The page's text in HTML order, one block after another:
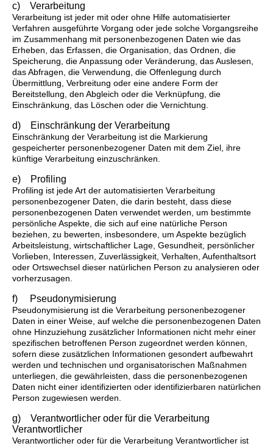
c) Verarbeitung
Verarbeitung ist jeder mit oder ohne Hilfe automatisierter
Verfahren ausgeführte Vorgang oder jede solche Vorgangsreihe
im Zusammenhang mit personenbezogenen Daten wie das
Erheben, das Erfassen, die Organisation, das Ordnen, die
Speicherung, die Anpassung oder Veränderung, das Auslesen,
das Abfragen, die Verwendung, die Offenlegung durch
Übermittlung, Verbreitung oder eine andere Form der
Bereitstellung, den Abgleich oder die Verknüpfung, die
Einschränkung, das Löschen oder die Vernichtung.
d) Einschränkung der Verarbeitung
Einschränkung der Verarbeitung ist die Markierung
gespeicherter personenbezogener Daten mit dem Ziel, ihre
künftige Verarbeitung einzuschränken.
e) Profiling
Profiling ist jede Art der automatisierten Verarbeitung
personenbezogener Daten, die darin besteht, dass diese
personenbezogenen Daten verwendet werden, um bestimmte
persönliche Aspekte, die sich auf eine natürliche Person
beziehen, zu bewerten, insbesondere, um Aspekte bezüglich
Arbeitsleistung, wirtschaftlicher Lage, Gesundheit, persönlicher
Vorlieben, Interessen, Zuverlässigkeit, Verhalten, Aufenthaltsort
oder Ortswechsel dieser natürlichen Person zu analysieren oder
vorherzusagen.
f) Pseudonymisierung
Pseudonymisierung ist die Verarbeitung personenbezogener
Daten in einer Weise, auf welche die personenbezogenen Daten
ohne Hinzuziehung zusätzlicher Informationen nicht mehr einer
spezifischen betroffenen Person zugeordnet werden können,
sofern diese zusätzlichen Informationen gesondert aufbewahrt
werden und technischen und organisatorischen Maßnahmen
unterliegen, die gewährleisten, dass die personenbezogenen
Daten nicht einer identifizierten oder identifizierbaren natürlichen
Person zugewiesen werden.
g) Verantwortlicher oder für die Verarbeitung
Verantwortlicher
Verantwortlicher oder für die Verarbeitung Verantwortlicher ist